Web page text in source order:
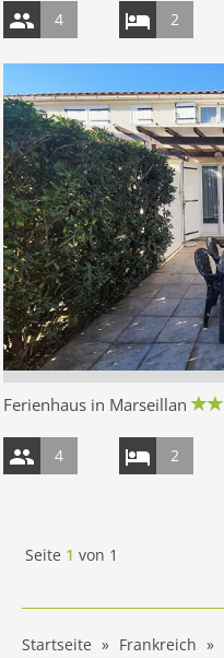
4 2
Ferienhaus in Marseillan
4 2
Seite 1 von 1
Startseite Frankreich